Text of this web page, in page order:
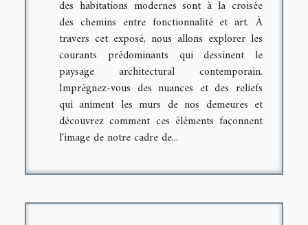
des habitations modernes sont à la croisée
des chemins entre fonctionnalité et art. À
travers cet exposé, nous allons explorer les
courants prédominants qui dessinent le
paysage architectural contemporain.
Imprégnez-vous des nuances et des reliefs
qui animent les murs de nos demeures et
découvrez comment ces éléments façonnent
l'image de notre cadre de...